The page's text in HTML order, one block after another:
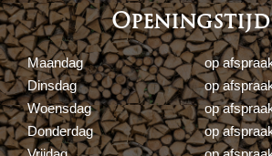
Maandag
op
Dinsdag
op
Woensdag
op
Donderdag
op